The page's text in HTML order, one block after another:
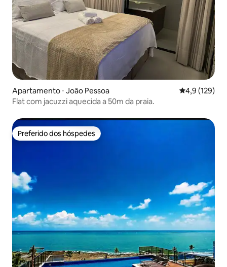
Apartamento ⋅ João Pessoa 4,9 de uma
4,9 (129)
Flat com jacuzzi aquecida a 50m da praia.
Preferido dos hóspedes
Preferido dos hóspedes